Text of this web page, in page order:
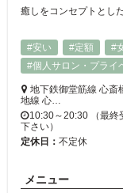
#安い
#定額 #
#個人サロン・プライ
地下鉄御堂筋線 心斎
地線 心…
10:30～20:30 （最終
下さい）
定休日： 不定休
メニュー